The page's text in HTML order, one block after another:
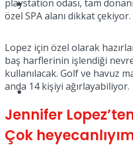
Spor
Podcast
playstation odası, tam
özel SPA alanı dikkat çekiyor.
Lopez için özel olarak
baş harflerinin işlendiği
kullanılacak. Golf ve havuz
anda 14 kişiyi ağırlayabiliyor.
Jennifer
Çok